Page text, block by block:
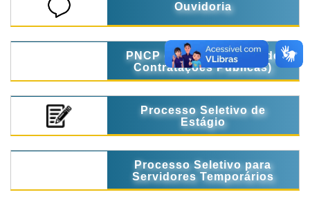
Ouvidoria
PNCP ( Portal Nacional de
Contratações Públicas)
Processo Seletivo de
Estágio
Processo Seletivo para
Servidores Temporários